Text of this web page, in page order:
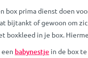
box prima dienst doen
bijtankt of gewoon om
boxkleed in je box.
babynestje in de box